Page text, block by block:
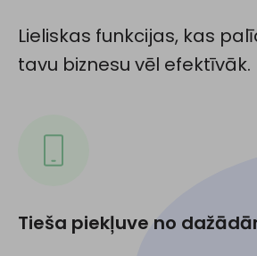
Lieliskas funkcijas, kas
tavu biznesu vēl efektīvāk.
Tieša piekļuve no